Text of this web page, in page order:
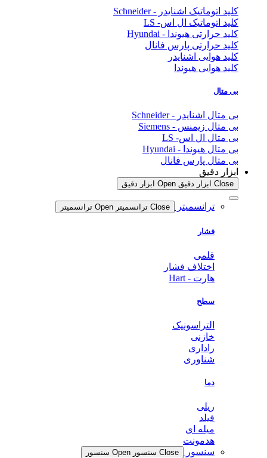
کلید اتوماتیک اشنایدر - Schneider
کلید اتوماتیک ال اس- LS
کلید حرارتی هیوندا - Hyundai
کلید حرارتی پارس فانال
کلید هوایی اشنایدر
کلید هوایی هیوندا
بی متال
بی متال اشنایدر - Schneider
بی متال زیمنس - Siemens
بی متال ال اس- LS
بی متال هیوندا - Hyundai
بی متال پارس فانال
ابزار دقیق
Close ابزار دقیق Open ابزار دقیق
ترانسمیتر Close ترانسمیتر Open ترانسمیتر
فشار
قلمی
اختلاف فشار
هارت - Hart
سطح
التراسونیک
خازنی
راداری
شناوری
دما
ریلی
فیلد
میله ای
هدمونت
سنسور
Close سنسور Open سنسور